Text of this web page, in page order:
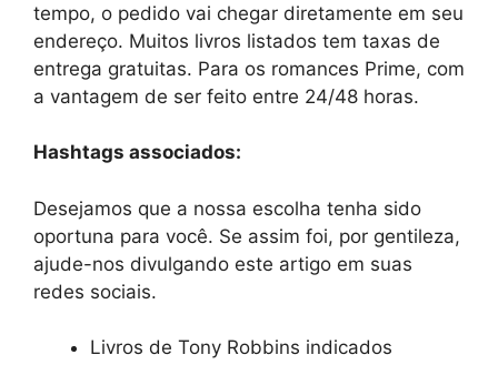
tempo, o pedido vai chegar diretamente em seu
endereço. Muitos livros listados tem taxas de
entrega gratuitas. Para os romances Prime, com
a vantagem de ser feito entre 24/48 horas.
Hashtags associados:
Desejamos que a nossa escolha tenha sido
oportuna para você. Se assim foi, por gentileza,
ajude-nos divulgando este artigo em suas
redes sociais.
Livros de Tony Robbins indicados